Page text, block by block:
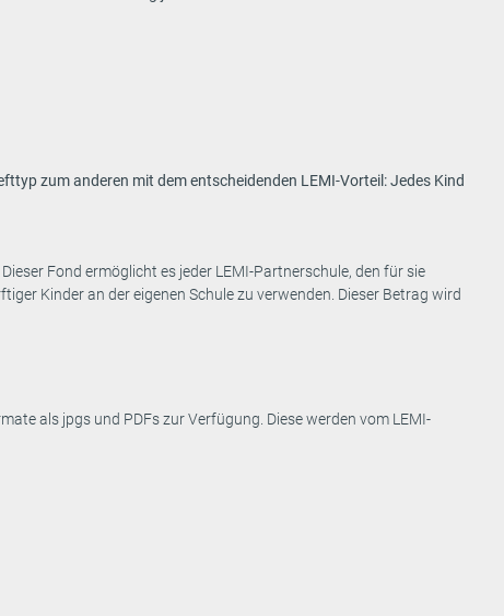
zum anderen mit dem entscheidenden LEMI-Vorteil: Jedes Kind
Fond ermöglicht es jeder LEMI-Partnerschule, den für sie
Kinder an der eigenen Schule zu verwenden. Dieser Betrag wird
als jpgs und PDFs zur Verfügung. Diese werden vom LEMI-